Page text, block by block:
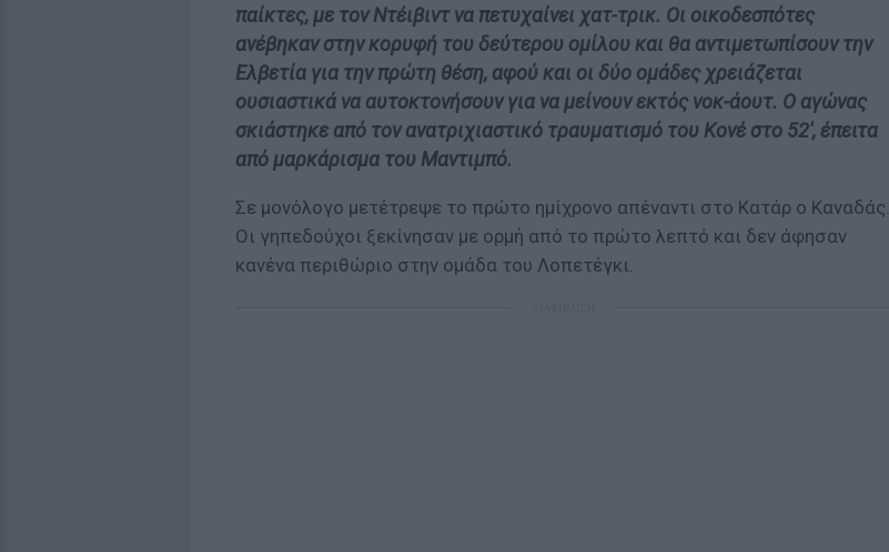
παίκτες, με τον Ντέιβιντ να πετυχαίνει χατ-τρικ. Οι οικοδεσπότες
ανέβηκαν στην κορυφή του δεύτερου ομίλου και θα αντιμετωπίσουν την
Ελβετία για την πρώτη θέση, αφού και οι δύο ομάδες χρειάζεται
ουσιαστικά να αυτοκτονήσουν για να μείνουν εκτός νοκ-άουτ. Ο αγώνας
σκιάστηκε από τον ανατριχιαστικό τραυματισμό του Κονέ στο 52', έπειτα
από μαρκάρισμα του Μαντιμπό.
Σε μονόλογο μετέτρεψε το πρώτο ημίχρονο απέναντι στο Κατάρ ο Καναδάς.
Οι γηπεδούχοι ξεκίνησαν με ορμή από το πρώτο λεπτό και δεν άφησαν
κανένα περιθώριο στην ομάδα του Λοπετέγκι.